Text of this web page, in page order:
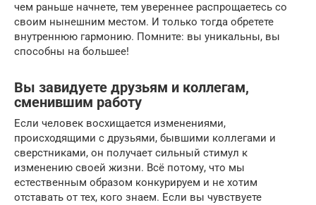
чем раньше начнете, тем увереннее распрощаетесь со
своим нынешним местом. И только тогда обретете
внутреннюю гармонию. Помните: вы уникальны, вы
способны на большее!
Вы завидуете друзьям и коллегам,
сменившим работу
Если человек восхищается изменениями,
происходящими с друзьями, бывшими коллегами и
сверстниками, он получает сильный стимул к
изменению своей жизни. Всё потому, что мы
естественным образом конкурируем и не хотим
отставать от тех, кого знаем. Если вы чувствуете